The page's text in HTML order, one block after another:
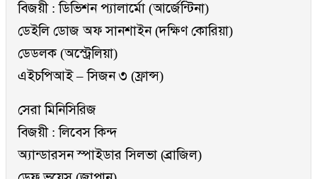
বিজয়ী : ডিভিশন প্যালার্মো (আর্জেন্টিনা)
ডেইলি ডোজ অফ সানশাইন (দক্ষিণ কোরিয়া)
ডেডলক (অস্ট্রেলিয়া)
এইচপিআই – সিজন ৩ (ফ্রান্স)
সেরা মিনিসিরিজ
বিজয়ী : লিবেস কিন্দ
অ্যান্ডারসন স্পাইডার সিলভা (ব্রাজিল)